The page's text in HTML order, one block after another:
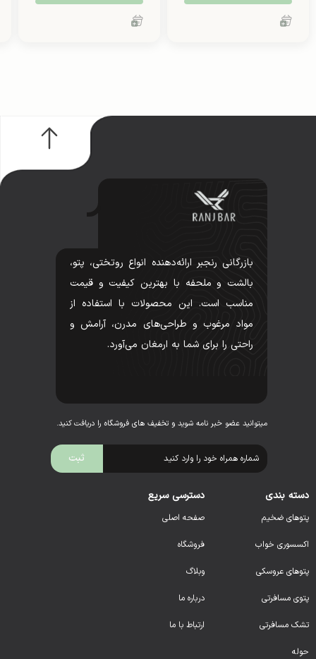
بازرگانی رنجبر ارائه‌دهنده انواع روتختی، پتو،
بالشت و ملحفه با بهترین کیفیت و قیمت
مناسب است. این محصولات با استفاده از
مواد مرغوب و طراحی‌های مدرن، آرامش و
راحتی را برای شما به ارمغان می‌آورد.
میتوانید عضو خبر نامه شوید و تخفیف های فروشگاه را دریافت کنید.
دسته بندی
پتوهای ضخیم
اکسسوری خواب
پتوهای عروسکی
پتوی مسافرتی
تشک مسافرتی
حوله
دسترسی سریع
صفحه اصلی
فروشگاه
وبلاگ
درباره ما
ارتباط با ما